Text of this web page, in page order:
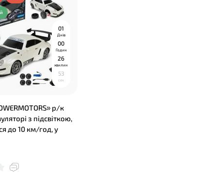
01
Днів
00
Годин
26
хвилин
52
сек
р/к
з підсвіткою,
до 10 км/год, у